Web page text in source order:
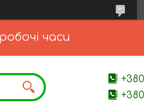
часи